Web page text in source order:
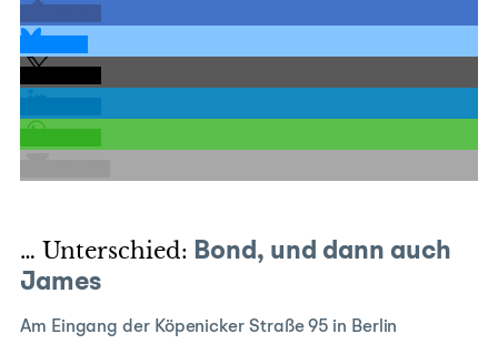
… Unterschied: Bond, und dann auch
James
Am Eingang der Köpenicker Straße 95 in Berlin